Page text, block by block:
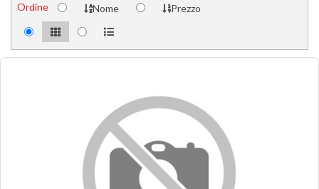
Ordine Nome Prezzo